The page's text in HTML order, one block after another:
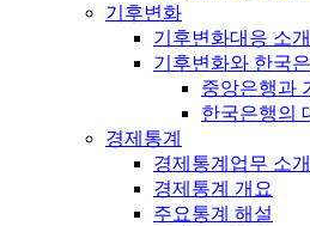
기후변화
기후변화대응 소개
기후변화와 한국
중앙은행과
한국은행의
경제통계
경제통계업무 소개
경제통계 개요
주요통계 해설